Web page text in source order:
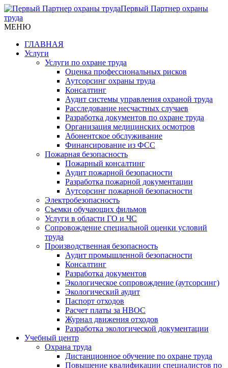
Первый Партнер охраны
труда
МЕНЮ
ГЛАВНАЯ
Услуги
Услуги по охране труда
Оценка профессиональных рисков
Аутсорсинг охраны труда
Консалтинг
Аудит системы управления охраной труда
Расследование несчастных случаев
Разработка документов по охране труда
Организация медицинских осмотров
Абонентское обслуживание
Финансирование из ФСС
Пожарная безопасность
Пожарный консалтинг
Аудит пожарной безопасности
Разработка пожарной документации
Аутсорсинг пожарной безопасности
Электробезопасность
Съемки обучающих фильмов
Услуги в области ГО и ЧС
Сопровождение специальной оценки условий
труда
Производственная безопасность
Аудит промышленной безопасности
Консалтинг
Разработка документов
Экологическое сопровождение (аутсорсинг)
Экологический аудит
Паспорт отходов
Расчет платы за НВОС
Журнал движения отходов
Разработка экологической документации
Учебный центр
Охрана труда
Дистанционное обучение по охране труда
Повышение квалификации специалистов по